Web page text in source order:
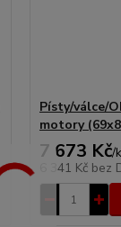
Písty/válce/
motory
7 673 Kč/
6 341 Kč bez